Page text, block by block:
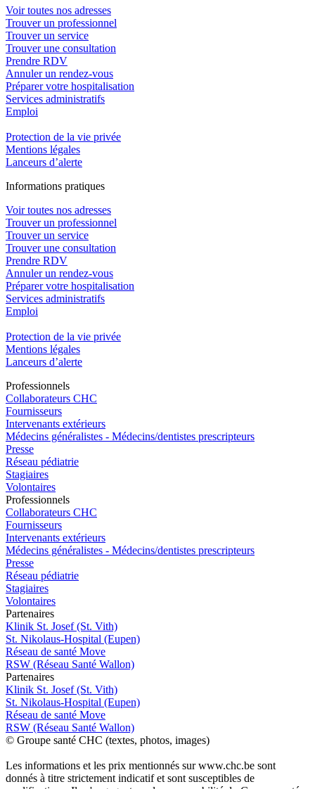
Voir toutes nos adresses
Trouver un professionnel
Trouver un service
Trouver une consultation
Prendre RDV
Annuler un rendez-vous
Préparer votre hospitalisation
Services administratifs
Emploi​
Protection de la vie privée
Mentions légales
Lanceurs d’alerte
Informations pratiques
Voir toutes nos adresses
Trouver un professionnel
Trouver un service
Trouver une consultation
Prendre RDV
Annuler un rendez-vous
Préparer votre hospitalisation
Services administratifs
Emploi​
Protection de la vie privée
Mentions légales
Lanceurs d’alerte
Professionnels
Collaborateurs CHC
Fournisseurs
Intervenants extérieurs
Médecins généralistes - Médecins/dentistes prescripteurs
Presse
Réseau pédiatrie
Stagiaires
Volontaires
Professionnels
Collaborateurs CHC
Fournisseurs
Intervenants extérieurs
Médecins généralistes - Médecins/dentistes prescripteurs
Presse
Réseau pédiatrie
Stagiaires
Volontaires
Partenaires
Klinik St. Josef (St. Vith)
St. Nikolaus-Hospital (Eupen)
Réseau de santé Move
RSW (Réseau Santé Wallon)
Partenaires
Klinik St. Josef (St. Vith)
St. Nikolaus-Hospital (Eupen)
Réseau de santé Move
RSW (Réseau Santé Wallon)
© Groupe santé CHC (textes, photos, images)
Les informations et les prix mentionnés sur www.chc.be sont
donnés à titre strictement indicatif et sont susceptibles de